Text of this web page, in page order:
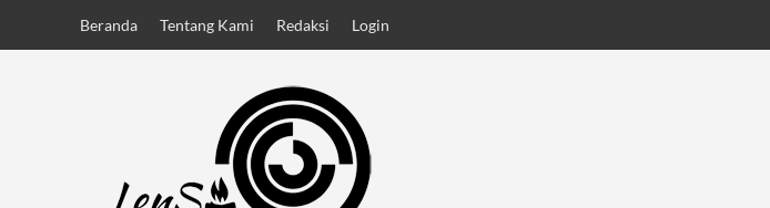
Beranda Tentang Kami Redaksi Login